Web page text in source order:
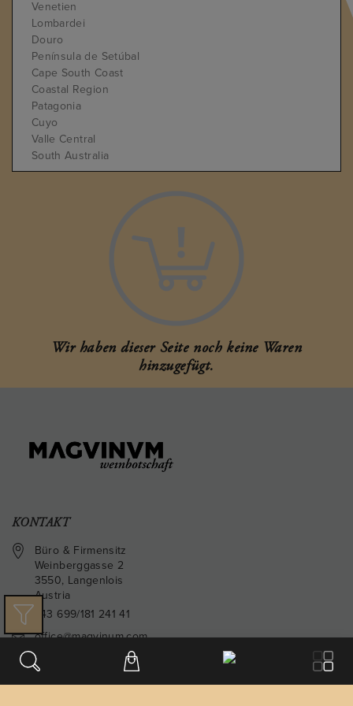
Venetien
Lombardei
Douro
Península de Setúbal
Cape South Coast
Coastal Region
Patagonia
Cuyo
Valle Central
South Australia
Wairarapa-Martinborough
Wir haben dieser Seite noch keine Waren
hinzugefügt.
KONTAKT
Büro & Firmensitz
Weinberggasse 2
3550, Langenlois
Austria
+43 699/181 241 41
office@magvinum.com